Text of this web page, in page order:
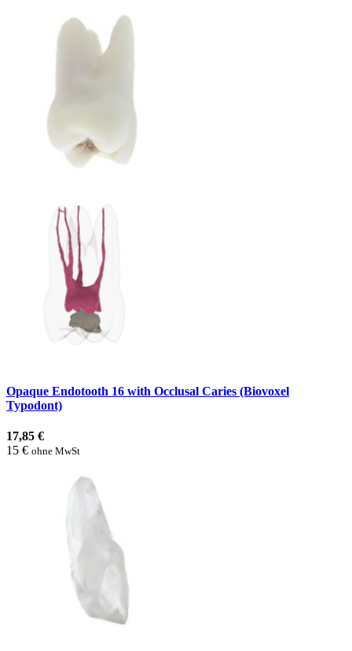
Opaque Endotooth 16 with Occlusal Caries (Biovoxel
Typodont)
17,85 €
15 € ohne MwSt